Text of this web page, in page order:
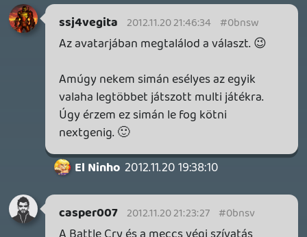
KILN - A DOUBLE FINE NEM KÖCSÖGÖL! TESZT
DOOM: THE DARK AGES - REVELATIONS DLC TESZT